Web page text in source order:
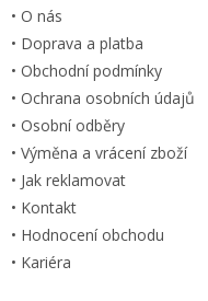
• O nás
• Doprava a platba
• Obchodní podmínky
• Ochrana osobních údajů
• Osobní odběry
• Výměna a vrácení zboží
• Jak reklamovat
• Kontakt
• Hodnocení obchodu
• Kariéra